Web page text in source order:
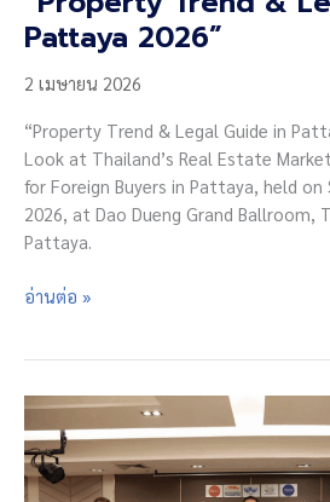
Pattaya 2026”
2 เมษายน 2026
“Property Trend & Legal Guide in
Look at Thailand’s Real Estate
for Foreign Buyers in Pattaya, held on
2026, at Dao Dueng Grand Ballroom,
Pattaya.
“Property
Guide
in
Pattaya
2026”
อ่านต่อ »